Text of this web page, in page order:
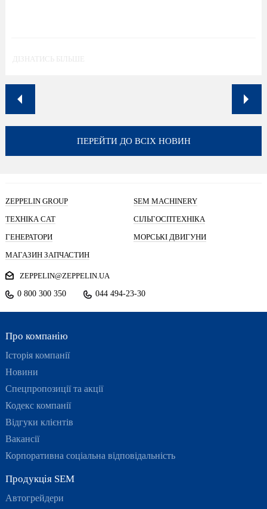
ДІЗНАТИСЬ БІЛЬШЕ
ПЕРЕЙТИ ДО ВСІХ НОВИН
ZEPPELIN GROUP
SEM MACHINERY
ТЕХНІКА CAT
СІЛЬГОСПТЕХНІКА
ГЕНЕРАТОРИ
МОРСЬКІ ДВИГУНИ
МАГАЗИН ЗАПЧАСТИН
ZEPPELIN@ZEPPELIN.UA
0 800 300 350
044 494-23-30
Про компанію
Історія компанії
Новини
Спецпропозиції та акції
Кодекс компанії
Відгуки клієнтів
Вакансії
Корпоративна соціальна відповідальність
Продукція SEM
Автогрейдери